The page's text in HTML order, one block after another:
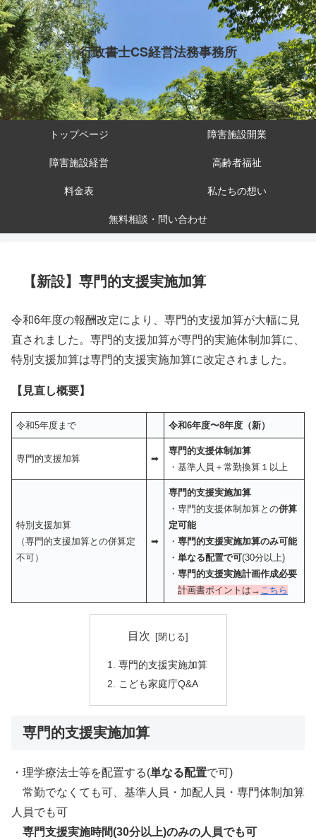
行政書士CS経営法務事務所
トップページ 障害施設開業
障害施設経営 高齢者福祉
料金表 私たちの想い
無料相談・問い合わせ
【新設】専門的支援実施加算
令和6年度の報酬改定により、専門的支援加算が大幅に見
直されました。専門的支援加算が専門的実施体制加算に、
特別支援加算は専門的支援実施加算に改定されました。
【見直し概要】
令和5年度まで 令和6年度〜8年度 （新）
専門的支援加算 ➡
専門的支援体制加算
・基準人員＋常勤換算１以上
特別支援加算
（専門的支援加算との併算定
不可）
➡
専門的支援実施加算
・専門的支援体制加算との併算
定可能
・専門的支援実施加算のみ可能
・単なる配置で可(30分以上)
・専門的支援実施計画作成必要
計画書ポイントは→ こちら
目次
専門的支援実施加算
こども家庭庁Q&A
専門的支援実施加算
・理学療法士等を配置する(単なる配置で可)
常勤でなくても可、基準人員・加配人員・専門体制加算
人員でも可
専門支援実施時間(30分以上)のみの人員でも可